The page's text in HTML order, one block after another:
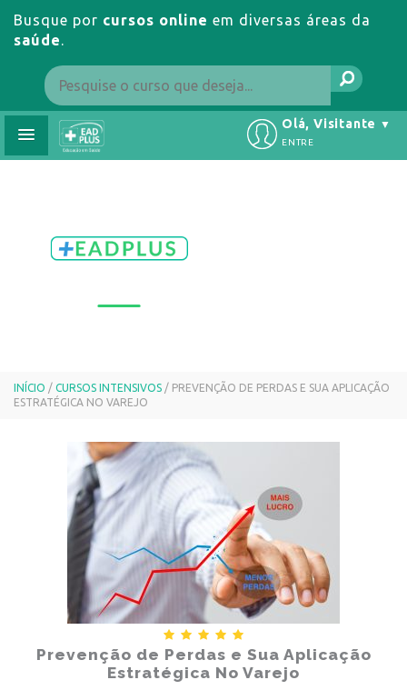
Busque por cursos online em diversas áreas da
saúde.
Olá, Visitante ▼
ENTRE
INÍCIO / CURSOS INTENSIVOS / PREVENÇÃO DE PERDAS E SUA APLICAÇÃO
ESTRATÉGICA NO VAREJO
Prevenção de Perdas e Sua Aplicação
Estratégica No Varejo